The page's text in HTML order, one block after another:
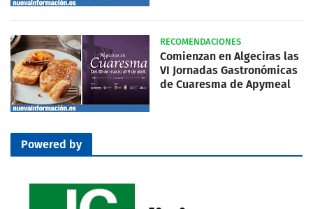
RECOMENDACIONES
Comienzan en Algeciras las
VI Jornadas Gastronómicas
de Cuaresma de Apymeal
Powered by